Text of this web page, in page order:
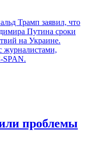
Трамп заявил, что
Путина сроки
на Украине.
журналистами,
SPAN.
проблемы